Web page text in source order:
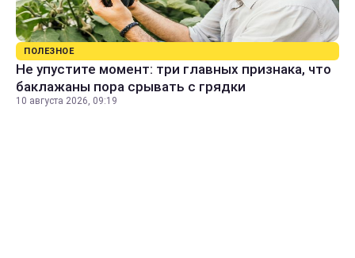
ПОЛЕЗНОЕ
Не упустите момент: три главных признака, что
баклажаны пора срывать с грядки
10 августа 2026, 09:19